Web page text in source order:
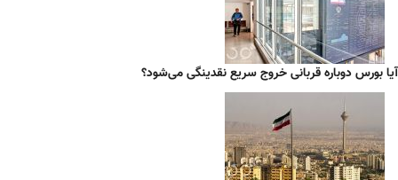
آیا بورس دوباره قربانی خروج سریع نقدینگی می‌شود؟